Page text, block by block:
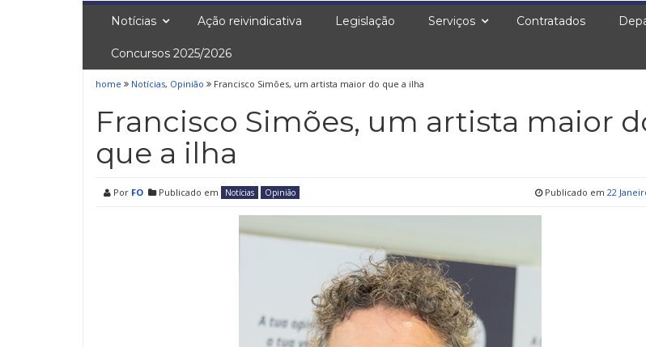
Notícias Ação reivindicativa Legislação Serviços Contratados
Concursos 2025/2026
home Notícias, Opinião Francisco Simões, um artista maior do que a ilha
Francisco Simões, um artista maior
que a ilha
Por FO Publicado em Notícias Opinião Publicado em 22